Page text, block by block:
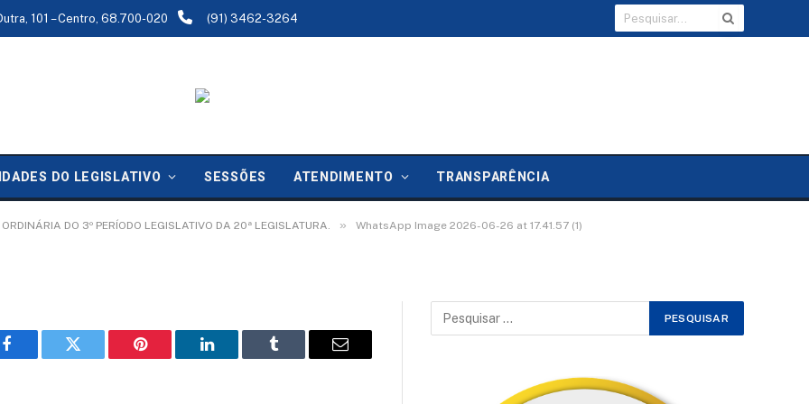
101 – Centro, 68.700-020 (91) 3462-3264
DO LEGISLATIVO SESSÕES ATENDIMENTO TRANSPARÊNCIA
DO 3º PERÍODO LEGISLATIVO DA 20ª LEGISLATURA. » WhatsApp Image 2026-06-26 at 17.41.57 (1)
06-26 at 17.41.57 (1)
Facebook Twitter Pinterest LinkedIn Tumblr Email